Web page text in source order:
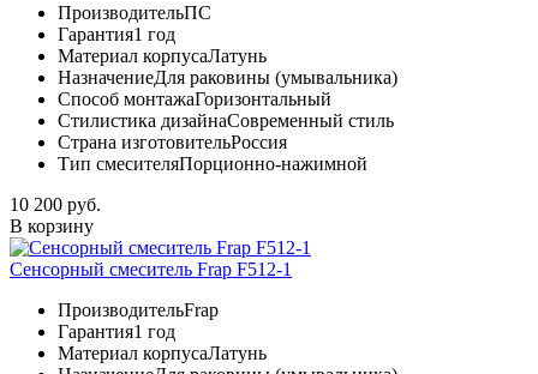
ПроизводительПС
Гарантия1 год
Материал корпусаЛатунь
НазначениеДля раковины (умывальника)
Способ монтажаГоризонтальный
Стилистика дизайнаСовременный стиль
Страна изготовительРоссия
Тип смесителяПорционно-нажимной
10 200 руб.
В корзину
Сенсорный смеситель Frap F512-1
ПроизводительFrap
Гарантия1 год
Материал корпусаЛатунь